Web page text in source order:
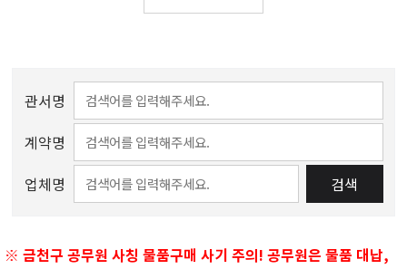
관서명
계약명
업체명
검색
※ 금천구 공무원 사칭 물품구매 사기 주의! 공무원은 물품 대납,